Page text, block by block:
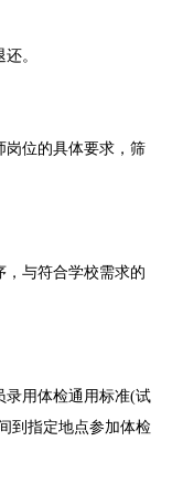
。
岗位的具体要求，筛
，与符合学校需求的
录用体检通用标准(试
到指定地点参加体检